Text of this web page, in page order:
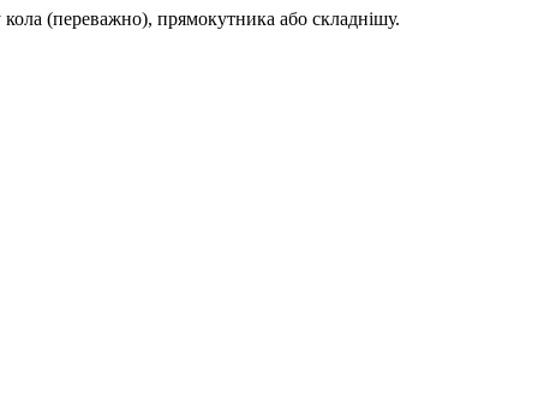
кола (переважно), прямокутника або складнішу.